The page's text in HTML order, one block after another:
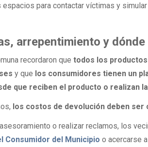
para contactar víctimas y simular
arrepentimiento y
recordaron que todos los
y que los consumidores tienen un
que reciben el producto o realizan
los costos de devolución deben
o realizar reclamos, los
Consumidor del Municipio o acercarse